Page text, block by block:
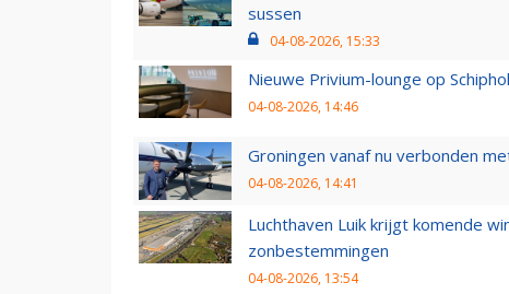
sussen
04-08-2026, 15:33
Nieuwe Privium-lounge op
04-08-2026, 14:46
Groningen vanaf nu verbonden
04-08-2026, 14:41
Luchthaven Luik krijgt komende
zonbestemmingen
04-08-2026, 13:54